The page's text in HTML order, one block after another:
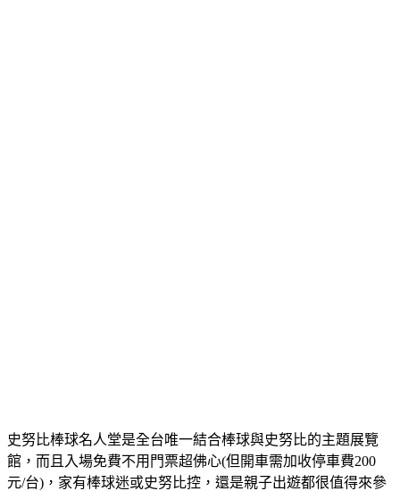
史努比棒球名人堂是全台唯一結合棒球與史努比的主題展覽
館，而且入場免費不用門票超佛心(但開車需加收停車費200
元/台)，家有棒球迷或史努比控，還是親子出遊都很值得來參